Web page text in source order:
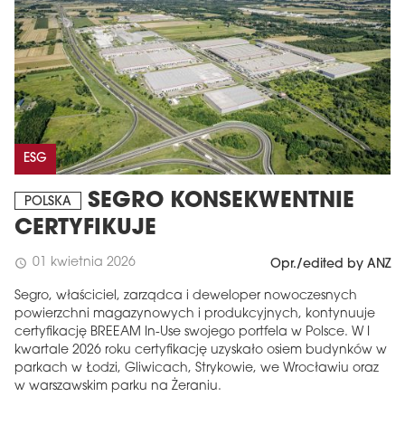
ESG
POLSKA
SEGRO KONSEKWENTNIE
CERTYFIKUJE
schedule 01 kwietnia 2026 Opr./edited by ANZ
Segro, właściciel, zarządca i deweloper nowoczesnych
powierzchni magazynowych i produkcyjnych, kontynuuje
certyfikację BREEAM In-Use swojego portfela w Polsce. W I
kwartale 2026 roku certyfikację uzyskało osiem budynków w
parkach w Łodzi, Gliwicach, Strykowie, we Wrocławiu oraz
w warszawskim parku na Żeraniu.